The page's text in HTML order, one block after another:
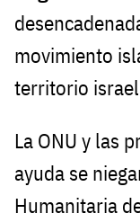
movimiento
territorio
La ONU y las
ayuda se
Humanitaria